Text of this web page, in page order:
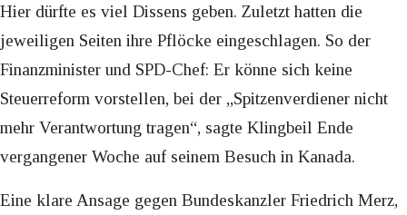
Hier dürfte es viel Dissens geben. Zuletzt hatten die
jeweiligen Seiten ihre Pflöcke eingeschlagen. So der
Finanzminister und SPD-Chef: Er könne sich keine
Steuerreform vorstellen, bei der „Spitzenverdiener nicht
mehr Verantwortung tragen“, sagte Klingbeil Ende
vergangener Woche auf seinem Besuch in Kanada.
Eine klare Ansage gegen Bundeskanzler Friedrich Merz,